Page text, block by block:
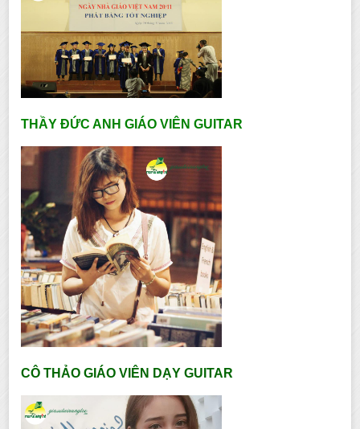
THẦY ĐỨC ANH GIÁO VIÊN GUITAR
CÔ THẢO GIÁO VIÊN DẠY GUITAR